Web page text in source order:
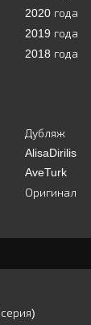
2020 года
2019 года
2018 года
Дубляж
AlisaDirilis
AveTurk
Оригинал